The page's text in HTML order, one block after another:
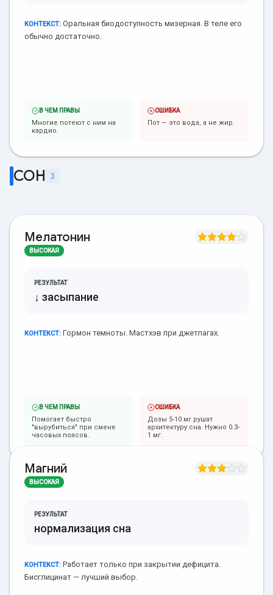
КОНТЕКСТ: Оральная биодоступность мизерная. В теле его
обычно достаточно.
В ЧЕМ ПРАВЫ
Многие потеют с ним на
кардио.
ОШИБКА
Пот — это вода, а не жир.
СОН 3
Мелатонин
ВЫСОКАЯ
РЕЗУЛЬТАТ
↓ засыпание
КОНТЕКСТ: Гормон темноты. Мастхэв при джетлагах.
В ЧЕМ ПРАВЫ
Помогает быстро
"вырубиться" при смене
часовых поясов.
ОШИБКА
Дозы 5-10 мг рушат
архитектуру сна. Нужно 0.3-
1 мг.
Магний
ВЫСОКАЯ
РЕЗУЛЬТАТ
нормализация сна
КОНТЕКСТ: Работает только при закрытии дефицита.
Бисглицинат — лучший выбор.